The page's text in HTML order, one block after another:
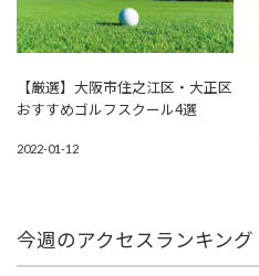
【厳選】大阪市住之江区・大正区
おすすめゴルフスクール4選
2022-01-12
今週のアクセスランキング